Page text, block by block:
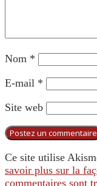
Nom *
E-mail *
Site web
Ce site utilise
savoir plus sur la
commentaires sont